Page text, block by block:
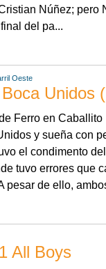
Núñez; pero
del pa...
Oeste
Unidos
Ferro en
y sueña con
el condimento
tuvo errores que
pesar de ello,
All Boys